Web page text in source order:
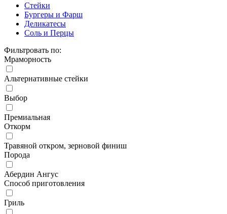
Стейки
Бургеры и Фарш
Деликатесы
Соль и Перцы
Фильтровать по:
Мраморность
Альтернативные стейки
Выбор
Премиальная
Откорм
Травяной откром, зерновой финиш
Порода
Абердин Ангус
Способ приготовления
Гриль